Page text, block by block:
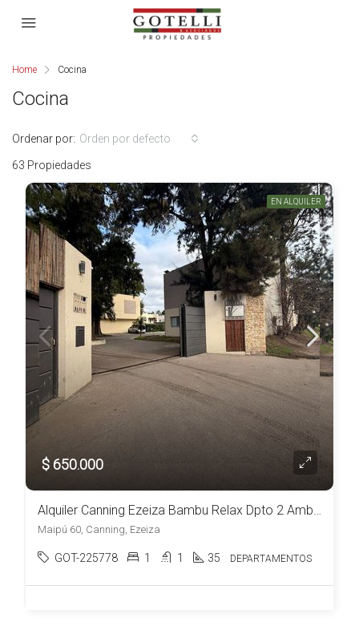
Home Cocina
Cocina
63 Propiedades
Ordenar por: Orden por defecto
EN ALQUILER
$ 650.000
Alquiler Canning Ezeiza Bambu Relax Dpto 2 Ambientes c/ estacionamiento
Maipú 60, Canning, Ezeiza
GOT-225778 1 1 35 DEPARTAMENTOS